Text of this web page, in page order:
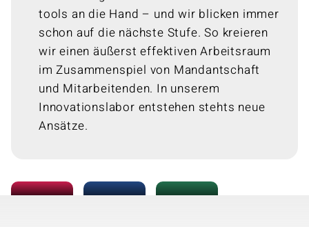
tools an die Hand – und wir blicken immer
schon auf die nächste Stufe. So kreieren
wir einen äußerst effektiven Arbeits­raum
im Zusammen­spiel von Mandant­schaft
und Mitarbeitenden. In unserem
Innovations­­labor entstehen stehts neue
Ansätze.